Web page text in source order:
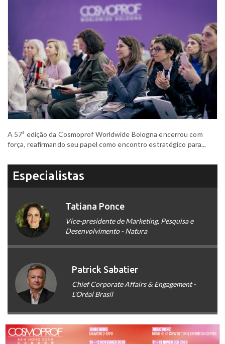
A 57ª edição da Cosmoprof Worldwide Bologna encerrou com
força, reafirmando seu papel como encontro estratégico para...
Especialistas
Tatiana Ponce
Vice-presidente de Marketing, Pesquisa e
Desenvolvimento - Natura
Patrick Sabatier
Chief Corporate Affairs & Engagement -
L'Oréal Brasil